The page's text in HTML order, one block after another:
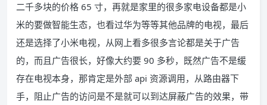
二千多块的价格 65 寸，再就是家里的很多家电设备都是小
米的要做智能生态，也看过华为等等其他品牌的电视，最后
还是选择了小米电视，从网上看多很多言论都是关于广告
的，而且广告很长，好像大约要 90 多秒，既然广告不是缓
存在电视本身，那肯定是外部 api 资源调用，从路由器下
手，阻止广告的访问是不是就可以到达屏蔽广告的效果，带